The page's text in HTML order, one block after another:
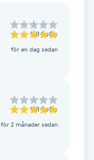
till Sofie
för en dag sedan
till Sofie
för 2 månader sedan